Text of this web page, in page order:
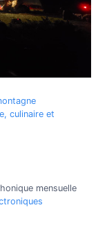
culinaire et
mensuelle